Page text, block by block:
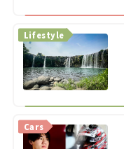
Lifestyle
Cars